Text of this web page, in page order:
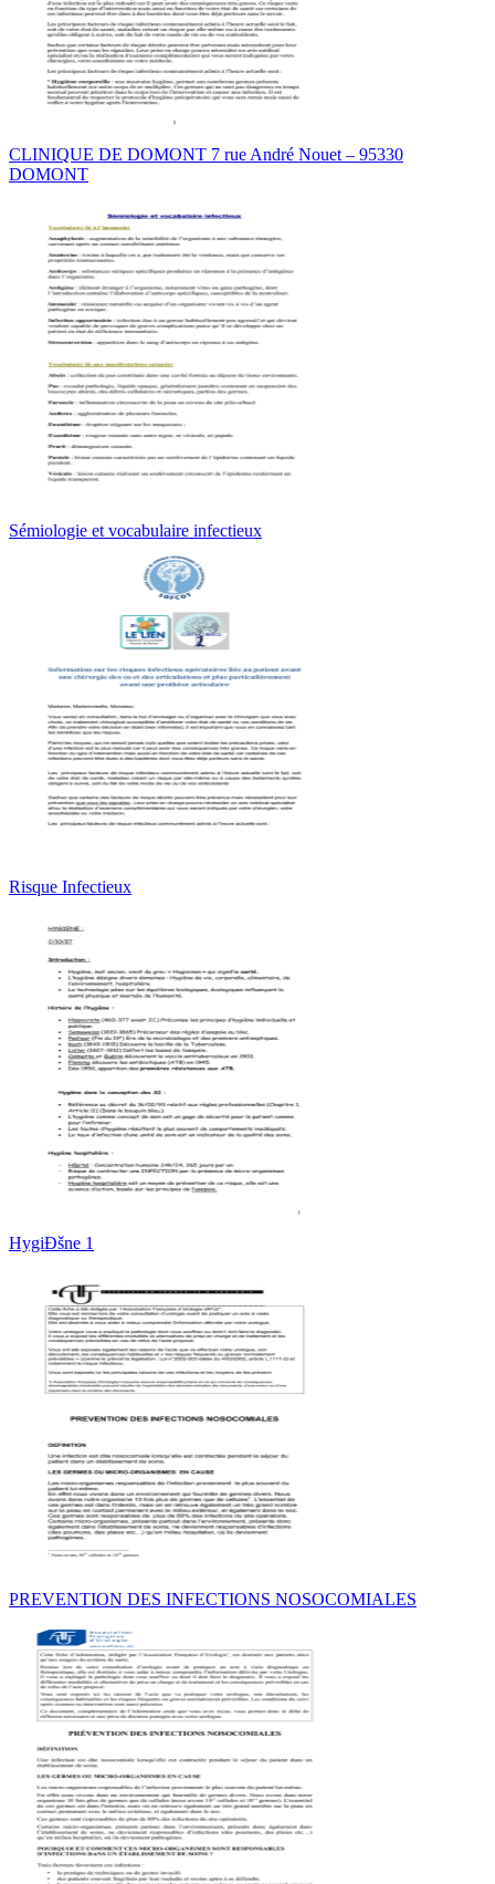
CLINIQUE DE DOMONT 7 rue André Nouet – 95330
DOMONT
Sémiologie et vocabulaire infectieux
Risque Infectieux
HygiÐšne 1
PREVENTION DES INFECTIONS NOSOCOMIALES